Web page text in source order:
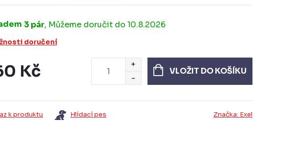
3 pár 10.8.2026
doručení
Kč VLOŽIT DO KOŠÍKU
k produktu Hlídací pes Značka: Exel